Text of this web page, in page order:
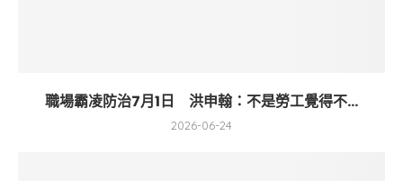
職場霸凌防治7月1日 洪申翰：不是勞工覺得不...
2026-06-24